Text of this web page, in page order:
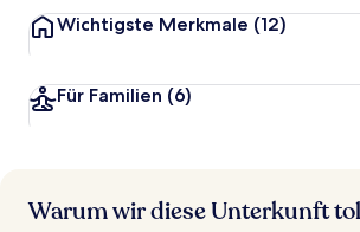
Wichtigste Merkmale (12)
Für Familien (6)
Warum wir diese Unterkunft